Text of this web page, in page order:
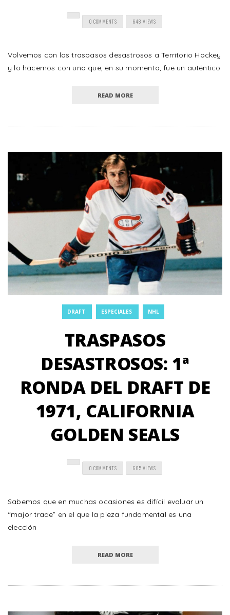
0 COMMENTS 648 VIEWS
Volvemos con los traspasos desastrosos a Territorio Hockey
y lo hacemos con uno que, en su momento, fue un auténtico
READ MORE
DRAFT ESPECIALES NHL
TRASPASOS
DESASTROSOS: 1ª
RONDA DEL DRAFT DE
1971, CALIFORNIA
GOLDEN SEALS
0 COMMENTS 605 VIEWS
Sabemos que en muchas ocasiones es difícil evaluar un
“major trade” en el que la pieza fundamental es una
elección
READ MORE